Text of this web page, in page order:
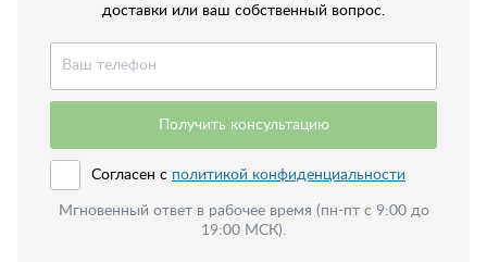
доставки или ваш собственный вопрос.
Получить консультацию
Согласен с политикой конфиденциальности
Мгновенный ответ в рабочее время (пн-пт с 9:00 до
19:00 МСК).